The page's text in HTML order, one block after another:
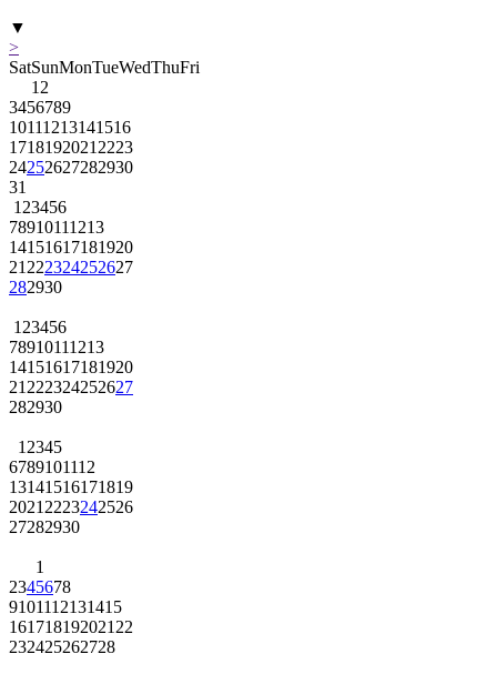
▼
>
SatSunMonTueWedThuFri
1 2
3456789
10111213141516
1718192021 2223
24252627282930
31
1 23456
78910111213
14151617181920
21 222324252627
282930
1 23456
78910111213
14151617181920
21 222324252627
282930
1 2345
6789101112
13141516171819
2021 2223242526
27282930
1
2345678
9101112131415
161718192021 22
232425262728